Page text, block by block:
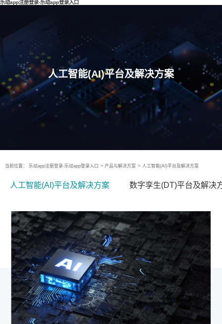
乐动app注册登录-乐动app登录入口
人工智能(AI)平台及解决方案
当前位置： 乐动app注册登录-乐动app登录入口 > 产品与解决方案 > 人工智能(AI)平台及解决方案
人工智能(AI)平台及解决方案 数字孪生(DT)平台及解决